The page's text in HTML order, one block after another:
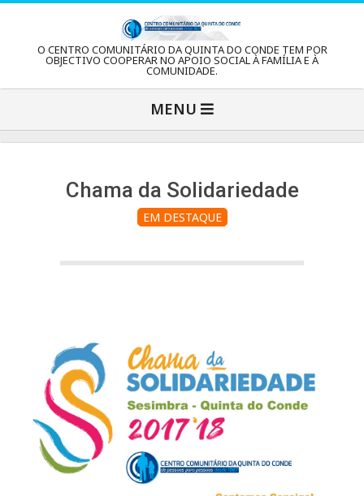
content
e
n
m
O CENTRO COMUNITÁRIO DA QUINTA DO CONDE TEM POR
OBJECTIVO COOPERAR NO APOIO SOCIAL À FAMÍLIA E À
COMUNIDADE.
Menu
MENU
Chama da Solidariedade
EM DESTAQUE